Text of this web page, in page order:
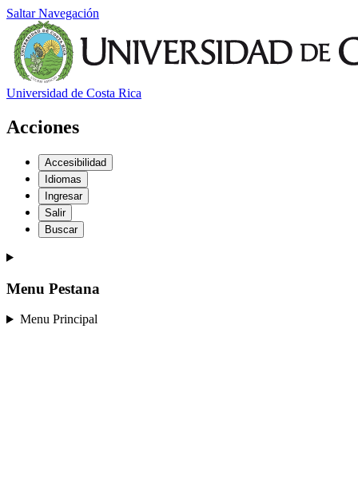
Saltar Navegación
Universidad de Costa Rica
Acciones
Accesibilidad
Idiomas
Ingresar
Salir
Buscar
Menu Pestana
Menu Principal